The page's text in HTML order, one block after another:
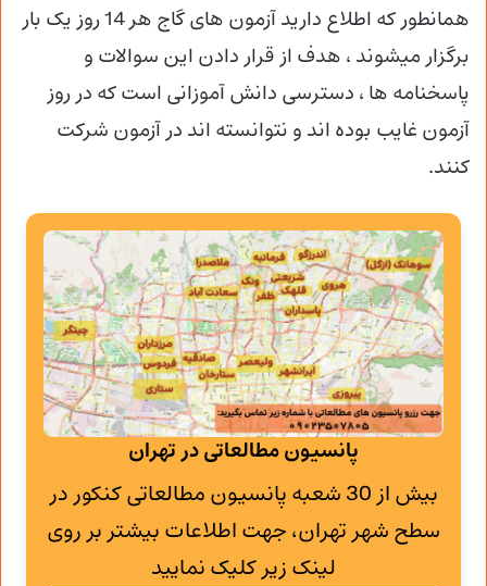
همانطور که اطلاع دارید آزمون های گاج هر 14 روز یک بار
برگزار میشوند ، هدف از قرار دادن این سوالات و
پاسخنامه ها ، دسترسی دانش آموزانی است که در روز
آزمون غایب بوده اند و نتوانسته اند در آزمون شرکت
کنند.
پانسیون مطالعاتی در تهران
بیش از 30 شعبه پانسیون مطالعاتی کنکور در
سطح شهر تهران، جهت اطلاعات بیشتر بر روی
لینک زیر کلیک نمایید